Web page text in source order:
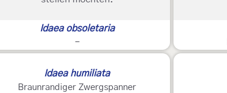
Idaea obsoletaria
-
Idaea humiliata
Braunrandiger Zwergspanner